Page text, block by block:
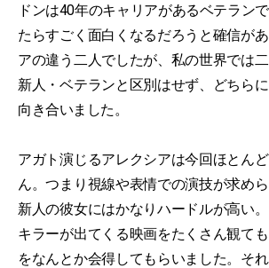
ドンは40年のキャリアがあるベテラン
たらすごく面白くなるだろうと確信が
アの違う二人でしたが、私の世界では二
新人・ベテランと区別はせず、どちら
向き合いました。
アガト演じるアレクシアは今回ほとん
ん。つまり視線や表情での演技が求めら
新人の彼女にはかなりハードルが高い
キラーが出てくる映画をたくさん観て
をなんとか会得してもらいました。そ